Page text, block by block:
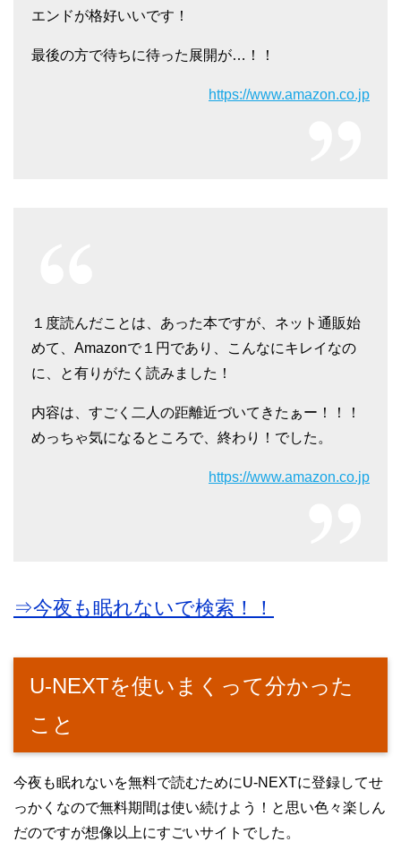
エンドが格好いいです！
最後の方で待ちに待った展開が…！！
https://www.amazon.co.jp
１度読んだことは、あった本ですが、ネット通販始
めて、Amazonで１円であり、こんなにキレイなの
に、と有りがたく読みました！
内容は、すごく二人の距離近づいてきたぁー！！！
めっちゃ気になるところで、終わり！でした。
https://www.amazon.co.jp
⇒今夜も眠れないで検索！！
U-NEXTを使いまくって分かった
こと
今夜も眠れないを無料で読むためにU-NEXTに登録してせ
っかくなので無料期間は使い続けよう！と思い色々楽しん
だのですが想像以上にすごいサイトでした。